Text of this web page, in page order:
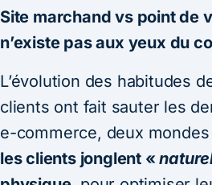
Site marchand vs point de
n’existe pas aux yeux du
L’évolution des habitudes
clients ont fait sauter les
e-commerce, deux
les clients jonglent «